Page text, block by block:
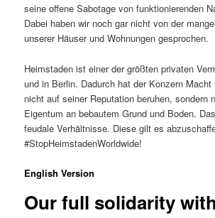
seine offene Sabotage von funktionierenden
Dabei haben wir noch gar nicht von der
unserer Häuser und Wohnungen gesprochen.
Heimstaden ist einer der größten privaten
und in Berlin. Dadurch hat der Konzern
nicht auf seiner Reputation beruhen, sondern
Eigentum an bebautem Grund und Boden.
feudale Verhältnisse. Diese gilt es
#StopHeimstadenWorldwide!
English Version
Our full solidarity